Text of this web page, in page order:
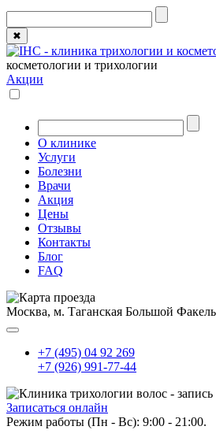
✖
косметологии и трихологии
Акции
О клинике
Услуги
Болезни
Врачи
Акция
Цены
Отзывы
Контакты
Блог
FAQ
Москва, м. Таганская Большой
+7 (495) 04 92 269
+7 (926) 991-77-44
Записаться онлайн
Режим работы (Пн - Вс): 9:00 - 21:00.